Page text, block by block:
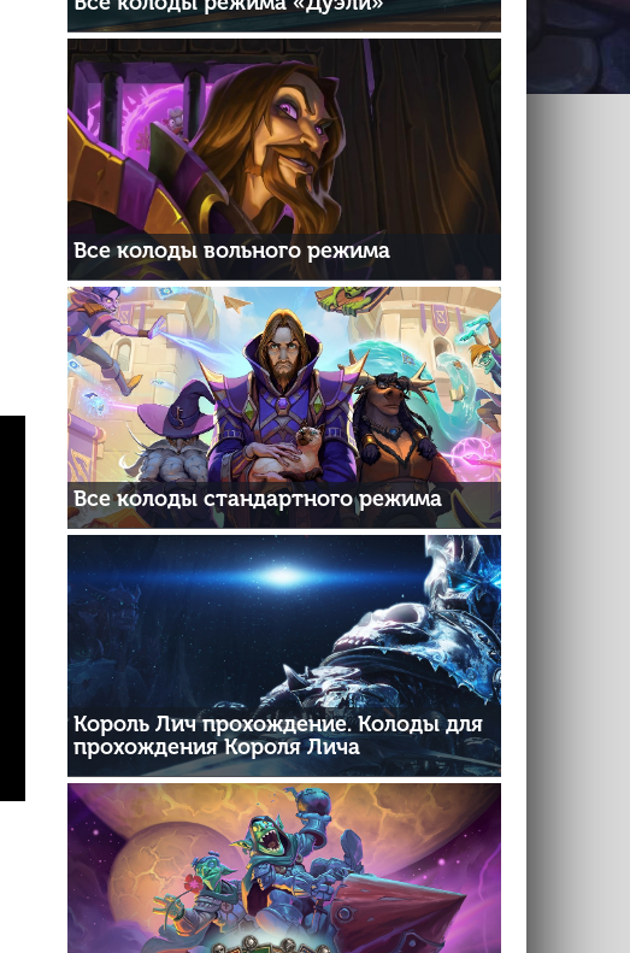
Все колоды вольного режима
Все колоды стандартного режима
Король Лич прохождение. Колоды для
прохождения Короля Лича